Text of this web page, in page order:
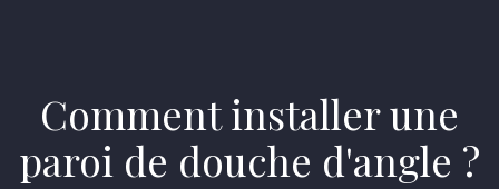
Comment installer une
paroi de douche d'angle ?